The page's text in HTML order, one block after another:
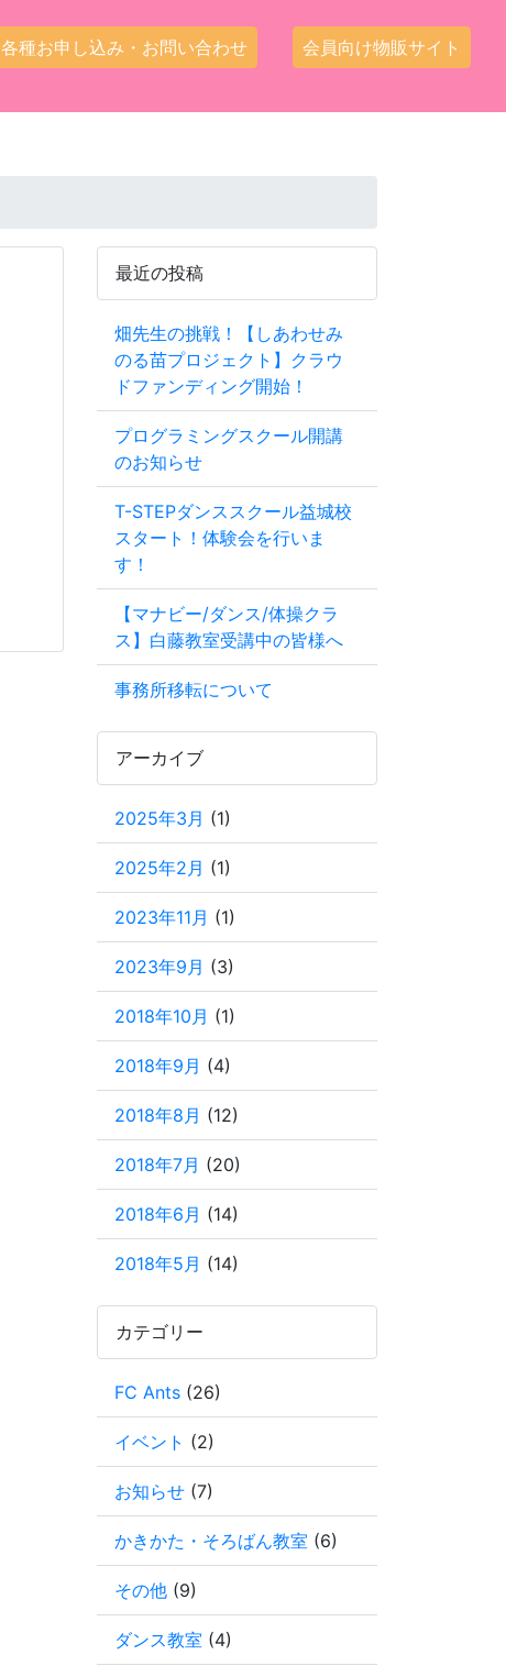
各種お申し込み・お問い合わせ 会員向け物販サイト
最近の投稿
畑先生の挑戦！【しあわせみ
のる苗プロジェクト】クラウ
ドファンディング開始！
プログラミングスクール開講
のお知らせ
T-STEPダンススクール益城校
スタート！体験会を行いま
す！
【マナビー/ダンス/体操クラ
ス】白藤教室受講中の皆様へ
事務所移転について
アーカイブ
2025年3月 (1)
2025年2月 (1)
2023年11月 (1)
2023年9月 (3)
2018年10月 (1)
2018年9月 (4)
2018年8月 (12)
2018年7月 (20)
2018年6月 (14)
2018年5月 (14)
カテゴリー
FC Ants (26)
イベント (2)
お知らせ (7)
かきかた・そろばん教室 (6)
その他 (9)
ダンス教室 (4)